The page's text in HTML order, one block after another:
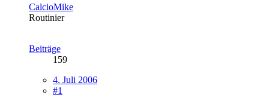
CalcioMike
Routinier
Beiträge
159
4. Juli 2006
#1